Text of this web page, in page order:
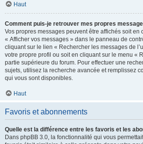
Haut
Comment puis-je retrouver mes propres
Vos propres messages peuvent être affichés soit en
« Afficher vos messages » dans le panneau de
cliquant sur le lien « Rechercher les messages de
votre propre profil ou soit en cliquant sur le menu «
partie supérieure du forum. Pour effectuer une
sujets, utilisez la recherche avancée et remplissez
qui vous sont disponibles.
Haut
Favoris et abonnements
Quelle est la différence entre les favoris et les
Dans phpBB 3.0, la fonctionnalité qui vous